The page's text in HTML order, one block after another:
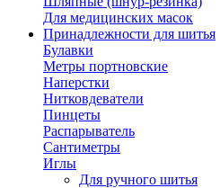
Для медицинских масок
Принадлежности для шитья
Булавки
Метры портновские
Наперстки
Нитковдеватели
Пинцеты
Распарыватель
Сантиметры
Иглы
Для ручного шитья